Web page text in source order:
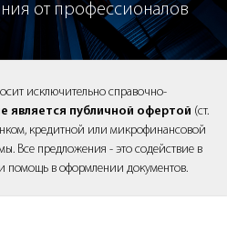
от профессионалов
исключительно справочно-
является публичной офертой (ст.
кредитной или микрофинансовой
Все предложения - это содействие в
помощь в оформлении документов.